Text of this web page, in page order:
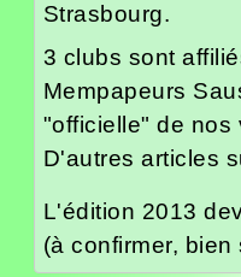
Strasbourg.
3 clubs sont
Mempapeurs
"officielle" de nos
D'autres articles
L'édition 2013
(à confirmer, bien